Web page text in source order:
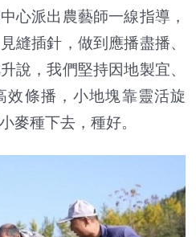
心派出農藝師一線指導，
縫插針，做到應播盡播、
說，我們堅持因地製宜、
效條播，小地塊靠靈活旋
麥種下去，種好。